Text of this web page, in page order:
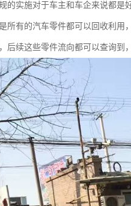
的实施对于车主和车企来说都是
所有的汽车零件都可以回收利用
后续这些零件流向都可以查询到